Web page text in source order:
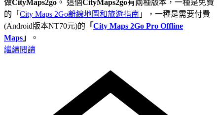
做CityMaps2go 。 這個CityMaps2go有兩種版本，一種是免費
的「 City Maps 2Go離線地圖和旅遊指南 」，一種是需要付費
(Android版本NT70元)的 「City Maps 2Go Pro Offline
Maps 」
。
繼續閱讀